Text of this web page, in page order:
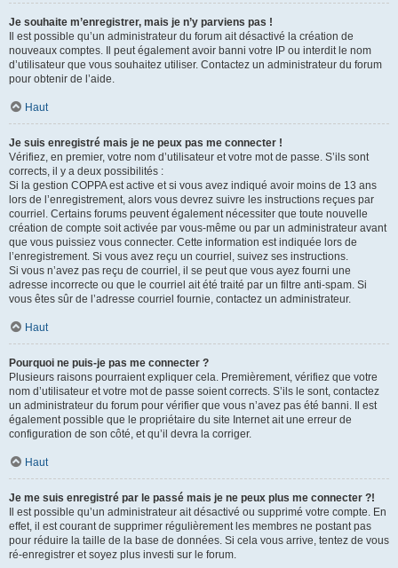
Je souhaite m’enregistrer, mais je n’y parviens pas !
Il est possible qu’un administrateur du forum ait désactivé la création de
nouveaux comptes. Il peut également avoir banni votre IP ou interdit le nom
d’utilisateur que vous souhaitez utiliser. Contactez un administrateur du forum
pour obtenir de l’aide.
Haut
Je suis enregistré mais je ne peux pas me connecter !
Vérifiez, en premier, votre nom d’utilisateur et votre mot de passe. S’ils sont
corrects, il y a deux possibilités :
Si la gestion COPPA est active et si vous avez indiqué avoir moins de 13 ans
lors de l’enregistrement, alors vous devrez suivre les instructions reçues par
courriel. Certains forums peuvent également nécessiter que toute nouvelle
création de compte soit activée par vous-même ou par un administrateur avant
que vous puissiez vous connecter. Cette information est indiquée lors de
l’enregistrement. Si vous avez reçu un courriel, suivez ses instructions.
Si vous n’avez pas reçu de courriel, il se peut que vous ayez fourni une
adresse incorrecte ou que le courriel ait été traité par un filtre anti-spam. Si
vous êtes sûr de l’adresse courriel fournie, contactez un administrateur.
Haut
Pourquoi ne puis-je pas me connecter ?
Plusieurs raisons pourraient expliquer cela. Premièrement, vérifiez que votre
nom d’utilisateur et votre mot de passe soient corrects. S’ils le sont, contactez
un administrateur du forum pour vérifier que vous n’avez pas été banni. Il est
également possible que le propriétaire du site Internet ait une erreur de
configuration de son côté, et qu’il devra la corriger.
Haut
Je me suis enregistré par le passé mais je ne peux plus me connecter ?!
Il est possible qu’un administrateur ait désactivé ou supprimé votre compte. En
effet, il est courant de supprimer régulièrement les membres ne postant pas
pour réduire la taille de la base de données. Si cela vous arrive, tentez de vous
ré-enregistrer et soyez plus investi sur le forum.